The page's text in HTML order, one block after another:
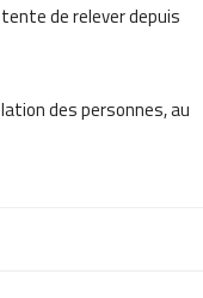
de relever depuis
des personnes, au